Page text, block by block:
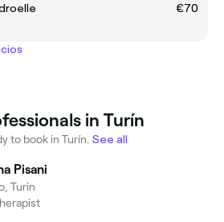
€70
in Turín
to book in Turín. See all
Pisani
Turin